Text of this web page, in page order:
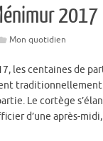
2017
Mon quotidien
les centaines de
traditionnellement
Le cortège
d’une après-